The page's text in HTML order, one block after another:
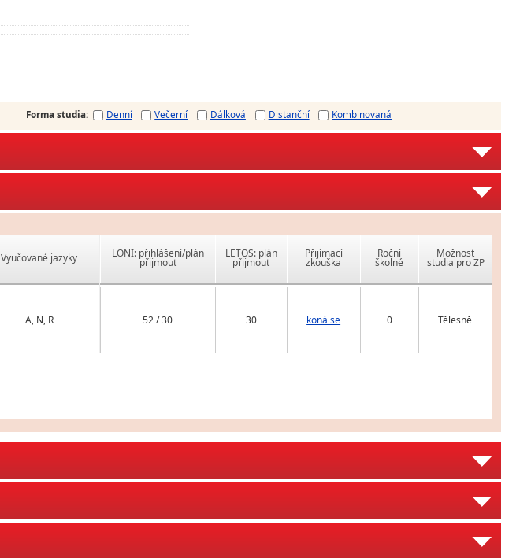
Forma studia: Denní Večerní Dálková Distanční Kombinovaná
Vyučované jazyky
A, N, R
LONI: přihlášení/plán
přijmout
LETOS: plán
přijmout
Přijímací
zkouška
Roční
školné
Možnost
studia pro ZP
52 / 30 30 koná se 0 Tělesně